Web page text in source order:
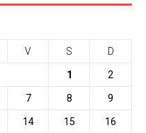
V S D
1 2
7 8 9
14 15 16